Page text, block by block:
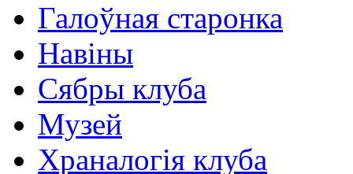
Галоўная старонка
Навіны
Сябры клуба
Музей
Храналогія клуба